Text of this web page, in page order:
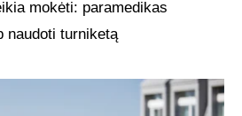
mokėti: paramedikas
naudoti turniketą